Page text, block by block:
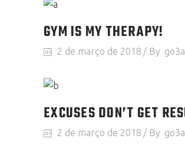
GYM IS MY THERAPY!
2 de março de 2018 By
EXCUSES DON’T GET
2 de março de 2018 By